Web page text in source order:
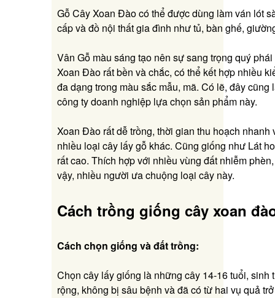
Gỗ Cây Xoan Đào có thể được dùng làm ván lót
cấp và đồ nội thất gia đình như tủ, bàn ghế,
Vân Gỗ màu sáng tạo nên sự sang trọng quý
Xoan Đào rất bền và chắc, có thể kết hợp nhiều
đa dạng trong màu sắc mẫu, mã. Có lẽ, đây
công ty doanh nghiệp lựa chọn sản phẩm này.
Xoan Đào rất dễ trồng, thời gian thu hoạch nhanh
nhiều loại cây lấy gỗ khác. Cũng giống như Lát
rất cao. Thích hợp với nhiều vùng đất nhiễm
vậy, nhiều người ưa chuộng loại cây này.
Cách trồng giống cây xoan
Cách chọn giống và đất trồng:
Chọn cây lấy giống là những cây 14-16 tuổi, sinh
rộng, không bị sâu bệnh và đã có từ hai vụ quả